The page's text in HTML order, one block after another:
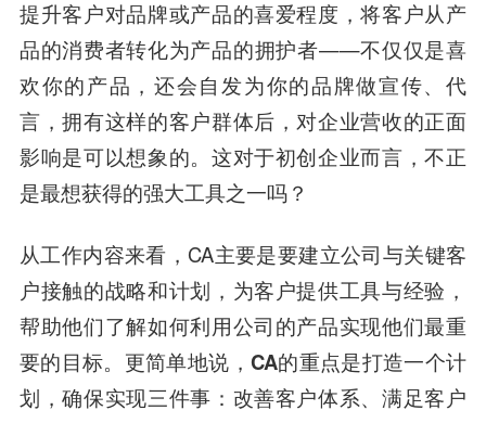
提升客户对品牌或产品的喜爱程度，将客户从产
品的消费者转化为产品的拥护者——不仅仅是喜
欢你的产品，还会自发为你的品牌做宣传、代
言，拥有这样的客户群体后，对企业营收的正面
影响是可以想象的。这对于初创企业而言，不正
是最想获得的强大工具之一吗？
从工作内容来看，CA主要是要建立公司与关键客
户接触的战略和计划 ，为客户提供工具与经验，
帮助他们了解如何利用公司的产品实现他们最重
要的目标。更简单地说， CA的重点是打造一个计
划，确保实现三件事：改善客户体系、满足客户